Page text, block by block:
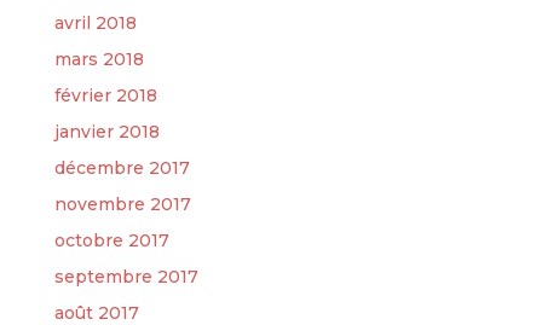
avril 2018
mars 2018
février 2018
janvier 2018
décembre 2017
novembre 2017
octobre 2017
septembre 2017
août 2017